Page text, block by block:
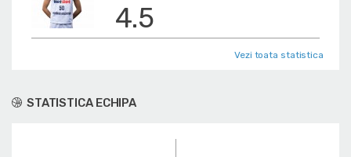
4.5
Vezi toata statistica
STATISTICA ECHIPA